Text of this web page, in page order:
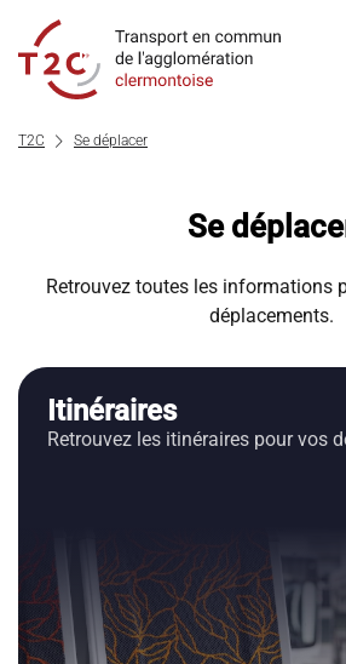
T2C chevron_right Se déplacer
Se
Retrouvez toutes les informations
déplacements.
Itinéraires
Retrouvez les itinéraires pour vos